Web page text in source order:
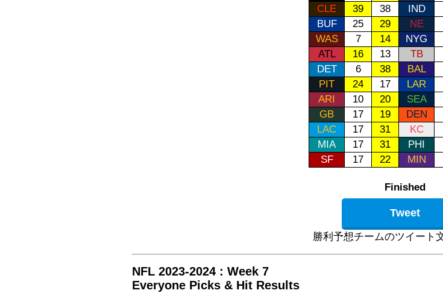
CLE
39 38
IND
BUF
25 29
NE
WAS
7 14
NYG
ATL
16 13
TB
DET
6 38
BAL
PIT
24 17
LAR
ARI
10 20
SEA
GB
17 19
DEN
LAC
17 31
KC
MIA
17 31
PHI
SF
17 22 MIN
Finished
Tweet
勝利予想チームのツイート
NFL 2023-2024 : Week 7
Everyone Picks & Hit Results